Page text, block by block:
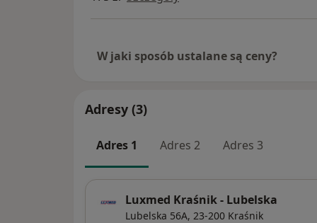
W jaki sposób ustalane są ceny?
Adresy (3)
Adres 1 Adres 2 Adres 3
Luxmed Kraśnik - Lubelska
Lubelska 56A, 23-200 Kraśnik